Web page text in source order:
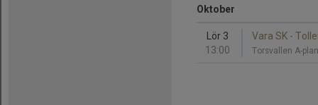
Oktober
Lör 3
13:00
Vara SK -
Torsvallen A-